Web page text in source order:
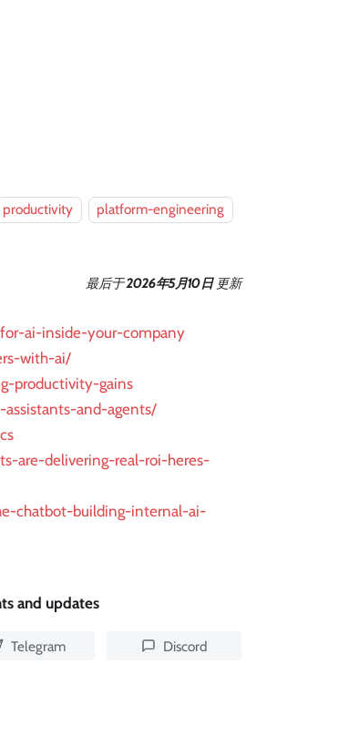
productivity
platform-engineering
最后于2026年5月10日 更新
ai-inside-your-company
with-ai/
productivity-gains
and-agents/
are-delivering-real-roi-heres-
chatbot-building-internal-ai-
and updates
Telegram Discord